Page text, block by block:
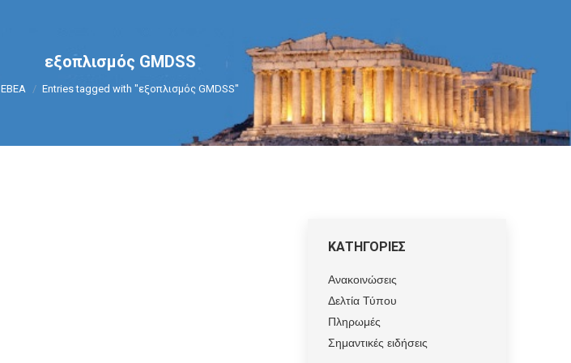
εξοπλισμός GMDSS
You are here:
ΕΒΕΑ Entries tagged with "εξοπλισμός GMDSS"
ΚΑΤΗΓΟΡΙΕΣ
Ανακοινώσεις
Δελτία Τύπου
Πληρωμές
Σημαντικές ειδήσεις